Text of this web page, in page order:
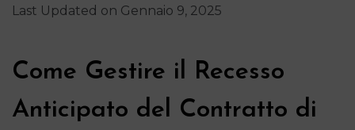
Last Updated on Gennaio 9, 2025
Come Gestire il Recesso
Anticipato del Contratto di